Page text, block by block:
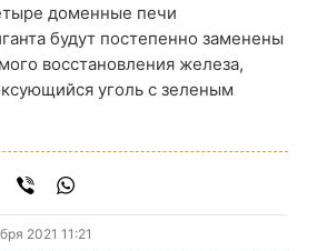
доменные печи
будут постепенно заменены
восстановления железа,
уголь с зеленым
2021 11:21